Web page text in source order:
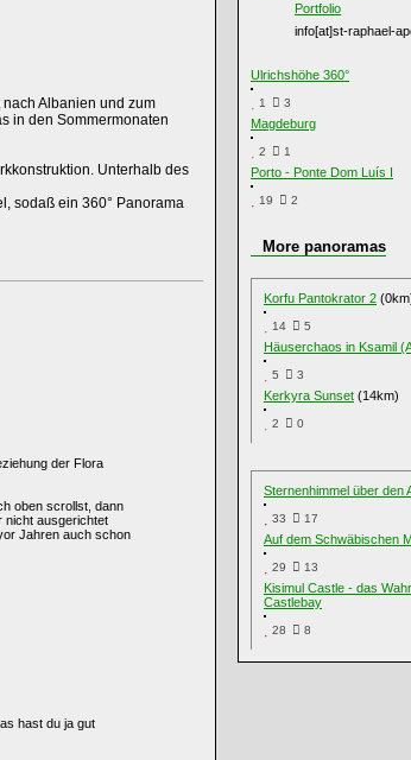
Albanien und zum
in den Sommermonaten
Unterhalb des
sodaß ein 360° Panorama
der Flora
oben scrollst, dann
nicht ausgerichtet
Jahren auch schon
hast du ja gut
Portfolio
info[at]st-raphael-
Ulrichshöhe 360°
1 3
Magdeburg
2 1
Porto - Ponte Dom Luís I
19 2
More panoramas
Korfu Pantokrator 2
14 5
Häuserchaos in Ksamil
5 3
Kerkyra Sunset (14km)
2 0
Sternenhimmel über den
33 17
Auf dem Schwäbischen
29 13
Kisimul Castle - das
Castlebay
28 8